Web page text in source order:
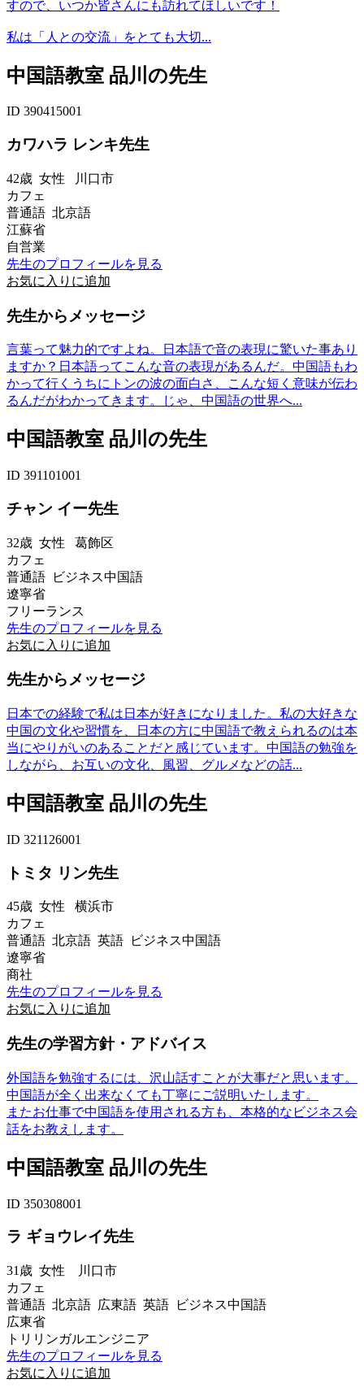
すので、いつか皆さんにも訪れてほしいです！
私は「人との交流」をとても大切...
中国語教室 品川の先生
ID 390415001
カワハラ レンキ先生
42歳 女性 川口市
カフェ
普通語 北京語
江蘇省
自営業
先生のプロフィールを見る
お気に入りに追加
先生からメッセージ
言葉って魅力的ですよね。日本語で音の表現に驚いた事あり
ますか？日本語ってこんな音の表現があるんだ。中国語もわ
かって行くうちにトンの波の面白さ、こんな短く意味が伝わ
るんだがわかってきます。じゃ、中国語の世界へ...
中国語教室 品川の先生
ID 391101001
チャン イー先生
32歳 女性 葛飾区
カフェ
普通語 ビジネス中国語
遼寧省
フリーランス
先生のプロフィールを見る
お気に入りに追加
先生からメッセージ
日本での経験で私は日本が好きになりました。私の大好きな
中国の文化や習慣を、日本の方に中国語で教えられるのは本
当にやりがいのあることだと感じています。中国語の勉強を
しながら、お互いの文化、風習、グルメなどの話...
中国語教室 品川の先生
ID 321126001
トミタ リン先生
45歳 女性 横浜市
カフェ
普通語 北京語 英語 ビジネス中国語
遼寧省
商社
先生のプロフィールを見る
お気に入りに追加
先生の学習方針・アドバイス
外国語を勉強するには、沢山話すことが大事だと思います。
中国語が全く出来なくても丁寧にご説明いたします。
またお仕事で中国語を使用される方も、本格的なビジネス会
話をお教えします。
中国語教室 品川の先生
ID 350308001
ラ ギョウレイ先生
31歳 女性 川口市
カフェ
普通語 北京語 広東語 英語 ビジネス中国語
広東省
トリリンガルエンジニア
先生のプロフィールを見る
お気に入りに追加